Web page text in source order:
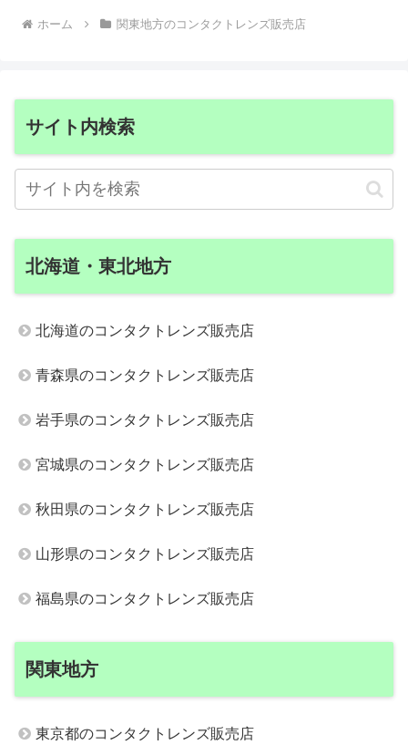
ホーム 関東地方のコンタクトレンズ販売店
サイト内検索
北海道・東北地方
北海道のコンタクトレンズ販売店
青森県のコンタクトレンズ販売店
岩手県のコンタクトレンズ販売店
宮城県のコンタクトレンズ販売店
秋田県のコンタクトレンズ販売店
山形県のコンタクトレンズ販売店
福島県のコンタクトレンズ販売店
関東地方
東京都のコンタクトレンズ販売店